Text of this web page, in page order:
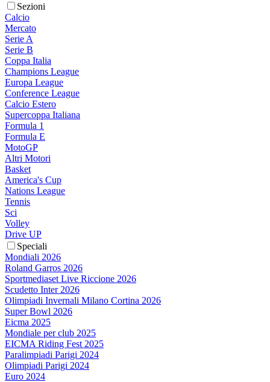
Sezioni
Calcio
Mercato
Serie A
Serie B
Coppa Italia
Champions League
Europa League
Conference League
Calcio Estero
Supercoppa Italiana
Formula 1
Formula E
MotoGP
Altri Motori
Basket
America's Cup
Nations League
Tennis
Sci
Volley
Drive UP
Speciali
Mondiali 2026
Roland Garros 2026
Sportmediaset Live Riccione 2026
Scudetto Inter 2026
Olimpiadi Invernali Milano Cortina 2026
Super Bowl 2026
Eicma 2025
Mondiale per club 2025
EICMA Riding Fest 2025
Paralimpiadi Parigi 2024
Olimpiadi Parigi 2024
Euro 2024